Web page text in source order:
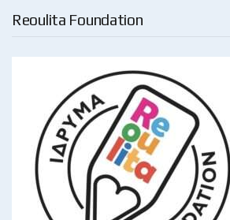
Reoulita Foundation